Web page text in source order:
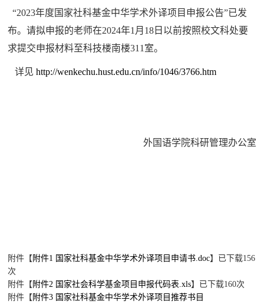
“2023年度国家社科基金中华学术外译项目申报公告”已发
布。请拟申报的老师在2024年1 月 18 日以前按照校文科处要
求提交申报材料至科技楼南楼311 室。
详见http://wenkechu.hust.edu.cn/info/1046/3766.htm
外国语学院科研管理办公室
附件【 附件1 国家社科基金中华学术外译项目申请书.doc】已下载156
次
附件【 附件2 国家社会科学基金项目申报代码表.xls】已下载160次
附件【 附件3 国家社科基金中华学术外译项目推荐书目